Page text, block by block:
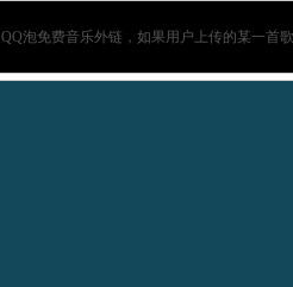
QQ泡免费音乐外链，如果用户上传的某一首